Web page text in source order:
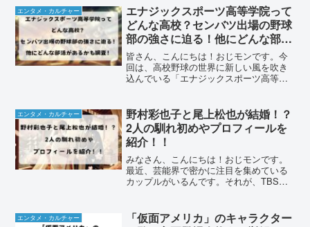
の活躍ぶりに、多くの野球ファンが注目
しています。ついにメキシ...
エンタメ・カルチャー
エナジックスポーツ高等学院って
どんな高校？センバツ出場の野球
部の強さに迫る！他にどんな部活
があるかも調査！
皆さん、こんにちは！おじモンです。今
回は、高校野球の世界に新しい風を吹き
込んでいる「エナジックスポーツ高等学
名で注目を集めているエナジックスポー
ツ高等学院。沖縄の高...
エンタメ・カルチャー
野村彩也子と尾上松也が結婚！？
2人の馴れ初めやプロフィールを
紹介！！
みなさん、こんにちは！おじモンです。
最近、芸能界で密かに注目を集めている
カップルがいるんです。それが、TBSア
上松也さんが結婚するのではないか、と
エンタメ・カルチャー
「仮面アメリカ」のキャラクター